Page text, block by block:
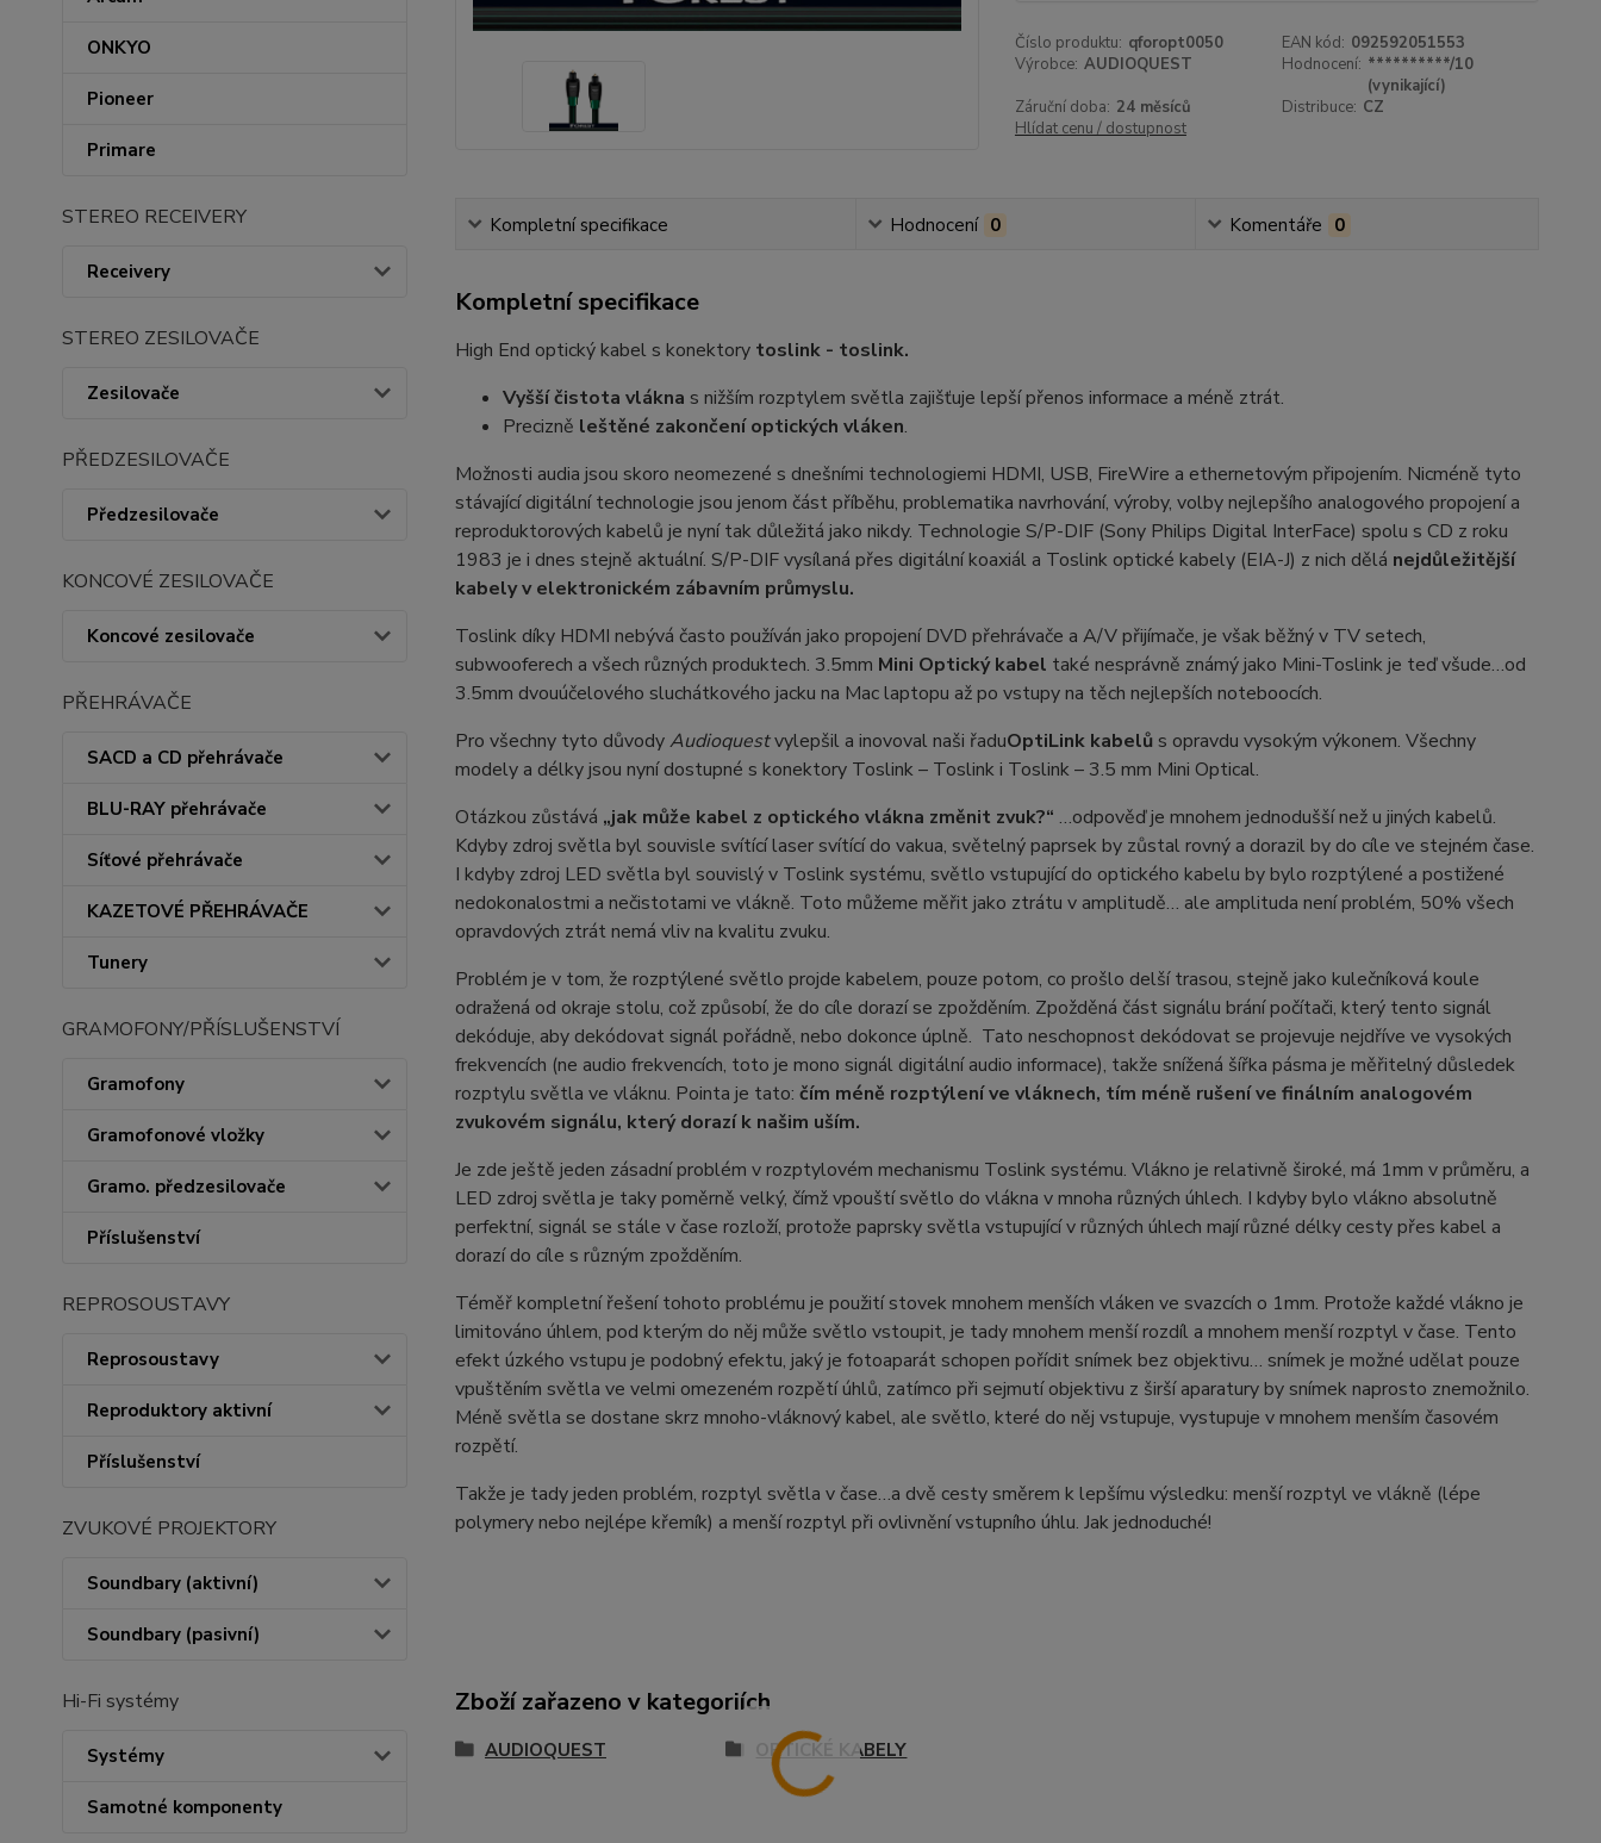
ONKYO
Pioneer
Primare
STEREO RECEIVERY
Receivery
STEREO ZESILOVAČE
Zesilovače
PŘEDZESILOVAČE
Předzesilovače
KONCOVÉ ZESILOVAČE
Koncové zesilovače
PŘEHRÁVAČE
SACD a CD přehrávače
BLU-RAY přehrávače
Síťové přehrávače
KAZETOVÉ PŘEHRÁVAČE
Tunery
GRAMOFONY/PŘÍSLUŠENSTVÍ
Gramofony
Gramofonové vložky
Gramo. předzesilovače
Příslušenství
REPROSOUSTAVY
Reprosoustavy
Reproduktory aktivní
Příslušenství
ZVUKOVÉ PROJEKTORY
Soundbary (aktivní)
Soundbary (pasivní)
Hi-Fi systémy
Systémy
Samotné komponenty
Číslo produktu: qforopt0050 EAN kód: 092592051553
Výrobce: AUDIOQUEST Hodnocení: **********/10
(vynikající)
Záruční doba: 24 měsíců Distribuce: CZ
Hlídat cenu / dostupnost
Kompletní specifikace Hodnocení 0 Komentáře 0
Kompletní specifikace
High End optický kabel s konektory toslink - toslink.
Vyšší čistota vlákna s nižším rozptylem světla zajišťuje lepší přenos informace a méně ztrát.
Precizně leštěné zakončení optických vláken.
Možnosti audia jsou skoro neomezené s dnešními technologiemi HDMI, USB, FireWire a ethernetovým připojením. Nicméně tyto
stávající digitální technologie jsou jenom část příběhu, problematika navrhování, výroby, volby nejlepšího analogového propojení a
reproduktorových kabelů je nyní tak důležitá jako nikdy. Technologie S/P-DIF (Sony Philips Digital InterFace) spolu s CD z roku
1983 je i dnes stejně aktuální. S/P-DIF vysílaná přes digitální koaxiál a Toslink optické kabely (EIA-J) z nich dělá nejdůležitější
kabely v elektronickém zábavním průmyslu.
Toslink díky HDMI nebývá často používán jako propojení DVD přehrávače a A/V přijímače, je však běžný v TV setech,
subwooferech a všech různých produktech. 3.5mm Mini Optický kabel také nesprávně známý jako Mini-Toslink je teď všude…od
3.5mm dvouúčelového sluchátkového jacku na Mac laptopu až po vstupy na těch nejlepších noteboocích.
Pro všechny tyto důvodyAudioquestvylepšil a inovoval naši řaduOptiLink kabelů s opravdu vysokým výkonem. Všechny
modely a délky jsou nyní dostupné s konektory Toslink – Toslink i Toslink – 3.5 mm Mini Optical.
Otázkou zůstává „jak může kabel z optického vlákna změnit zvuk?“ …odpověď je mnohem jednodušší než u jiných kabelů.
Kdyby zdroj světla byl souvisle svítící laser svítící do vakua, světelný paprsek by zůstal rovný a dorazil by do cíle ve stejném čase.
I kdyby zdroj LED světla byl souvislý v Toslink systému, světlo vstupující do optického kabelu by bylo rozptýlené a postižené
nedokonalostmi a nečistotami ve vlákně. Toto můžeme měřit jako ztrátu v amplitudě… ale amplituda není problém, 50% všech
opravdových ztrát nemá vliv na kvalitu zvuku.
Problém je v tom, že rozptýlené světlo projde kabelem, pouze potom, co prošlo delší trasou, stejně jako kulečníková koule
odražená od okraje stolu, což způsobí, že do cíle dorazí se zpožděním. Zpožděná část signálu brání počítači, který tento signál
dekóduje, aby dekódovat signál pořádně, nebo dokonce úplně. Tato neschopnost dekódovat se projevuje nejdříve ve vysokých
frekvencích (ne audio frekvencích, toto je mono signál digitální audio informace), takže snížená šířka pásma je měřitelný důsledek
rozptylu světla ve vláknu. Pointa je tato: čím méně rozptýlení ve vláknech, tím méně rušení ve finálním analogovém
zvukovém signálu, který dorazí k našim uším.
Je zde ještě jeden zásadní problém v rozptylovém mechanismu Toslink systému. Vlákno je relativně široké, má 1mm v průměru, a
LED zdroj světla je taky poměrně velký, čímž vpouští světlo do vlákna v mnoha různých úhlech. I kdyby bylo vlákno absolutně
perfektní, signál se stále v čase rozloží, protože paprsky světla vstupující v různých úhlech mají různé délky cesty přes kabel a
dorazí do cíle s různým zpožděním.
Téměř kompletní řešení tohoto problému je použití stovek mnohem menších vláken ve svazcích o 1mm. Protože každé vlákno je
limitováno úhlem, pod kterým do něj může světlo vstoupit, je tady mnohem menší rozdíl a mnohem menší rozptyl v čase. Tento
efekt úzkého vstupu je podobný efektu, jaký je fotoaparát schopen pořídit snímek bez objektivu… snímek je možné udělat pouze
vpuštěním světla ve velmi omezeném rozpětí úhlů, zatímco při sejmutí objektivu z širší aparatury by snímek naprosto znemožnilo.
Méně světla se dostane skrz mnoho-vláknový kabel, ale světlo, které do něj vstupuje, vystupuje v mnohem menším časovém
rozpětí.
Takže je tady jeden problém, rozptyl světla v čase…a dvě cesty směrem k lepšímu výsledku: menší rozptyl ve vlákně (lépe
polymery nebo nejlépe křemík) a menší rozptyl při ovlivnění vstupního úhlu. Jak jednoduché!
Zboží zařazeno v kategoriích
AUDIOQUEST OPTICKÉ KABELY